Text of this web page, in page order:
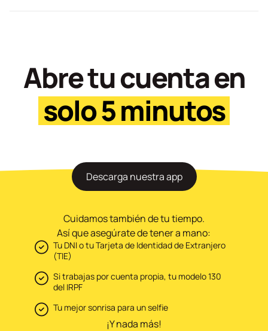
Abre tu cuenta en
solo 5 minutos
Descarga nuestra app
Cuidamos también de tu tiempo.
Así que asegúrate de tener a mano:
Tu DNI o tu Tarjeta de Identidad de Extranjero
(TIE)
Si trabajas por cuenta propia, tu modelo 130
del IRPF
Tu mejor sonrisa para un selfie
¡Y nada más!